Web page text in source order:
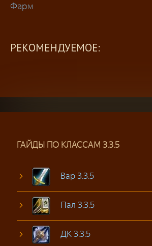
Фарм
РЕКОМЕНДУЕМОЕ:
ГАЙДЫ ПО КЛАССАМ 3.3.5
Вар 3.3.5
Пал 3.3.5
ДК 3.3.5